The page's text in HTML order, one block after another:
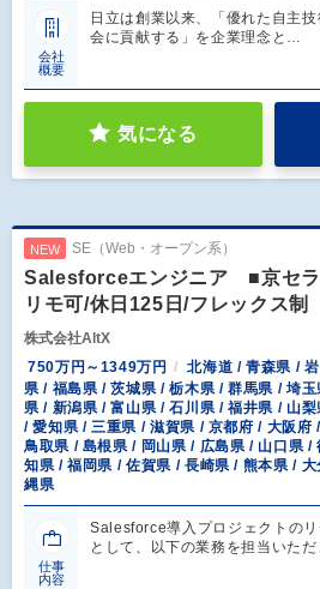
会社
概要
日立は創業以来、「優れた自主
会に貢献する」を企業理念と…
気になる
NEW SE（Web・オープン系）
Salesforceエンジニア ■京セ
リモ可/休日125日/フレックス制
株式会社AltX
750万円～1349万円
北海道 / 青森県 /
県 / 福島県 / 茨城県 / 栃木県 / 群馬県 / 埼
県 / 新潟県 / 富山県 / 石川県 / 福井県 / 山
/ 愛知県 / 三重県 / 滋賀県 / 京都府 / 大阪府
鳥取県 / 島根県 / 岡山県 / 広島県 / 山口県 /
知県 / 福岡県 / 佐賀県 / 長崎県 / 熊本県 /
縄県
仕事
内容
Salesforce導入プロジェクトの
として、以下の業務を担当いた